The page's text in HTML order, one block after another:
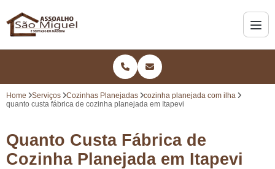
Home Serviços Cozinhas Planejadas
cozinha planejada com ilha
quanto custa fábrica de cozinha planejada em Itapevi
Quanto Custa Fábrica de
Cozinha Planejada em Itapevi